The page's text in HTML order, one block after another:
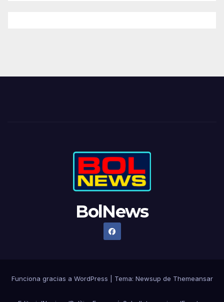
BolNews
Funciona gracias a WordPress Tema: Newsup de Themeansar